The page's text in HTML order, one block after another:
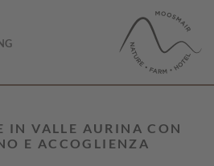
IN VALLE AURINA CON
E ACCOGLIENZA